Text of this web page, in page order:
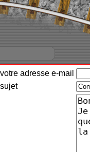
votre adresse e-mail
sujet